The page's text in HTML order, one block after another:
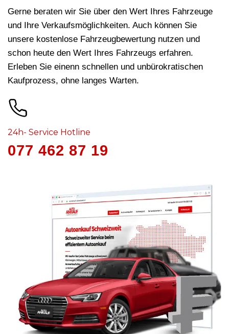
Gerne beraten wir Sie über den Wert Ihres Fahrzeuge
und Ihre Verkaufsmöglichkeiten. Auch können Sie
unsere kostenlose Fahrzeugbewertung nutzen und
schon heute den Wert Ihres Fahrzeugs erfahren.
Erleben Sie einenn schnellen und unbürokratischen
Kaufprozess, ohne langes Warten.
24h- Service Hotline
077 462 87 19